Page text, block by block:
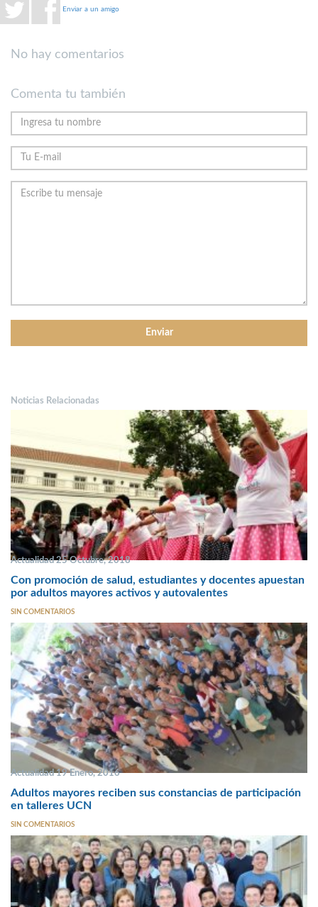
Enviar a un amigo
No hay comentarios
Comenta tu también
Noticias Relacionadas
Actualidad 25 Octubre, 2018
Con promoción de salud, estudiantes y docentes apuestan
por adultos mayores activos y autovalentes
SIN COMENTARIOS
Actualidad 19 Enero, 2016
Adultos mayores reciben sus constancias de participación
en talleres UCN
SIN COMENTARIOS